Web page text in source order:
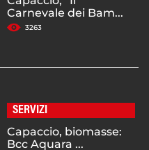
Carnevale dei Bam...
3263
SERVIZI
Capaccio, biomasse:
Bcc Aquara ...